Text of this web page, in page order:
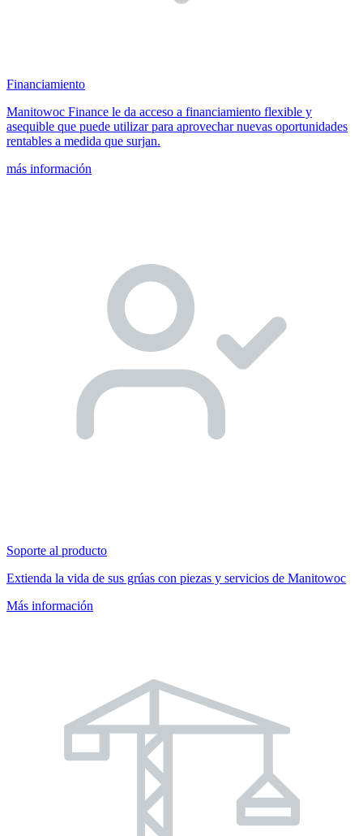
Financiamiento
Manitowoc Finance le da acceso a financiamiento flexible y
asequible que puede utilizar para aprovechar nuevas oportunidades
rentables a medida que surjan.
más información
Soporte al producto
Extienda la vida de sus grúas con piezas y servicios de Manitowoc
Más información